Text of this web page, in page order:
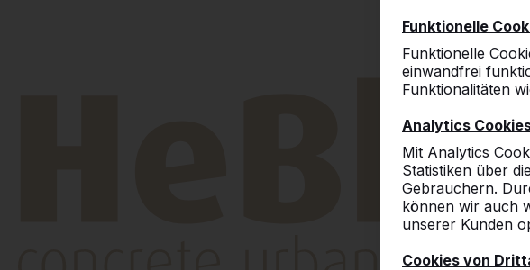
Funktionelle
Funktionelle
einwandfrei
Funktionalitäten
Analytics
Mit Analytics
Statistiken über
Gebrauchern.
können wir auch
unserer Kunden
Cookies von